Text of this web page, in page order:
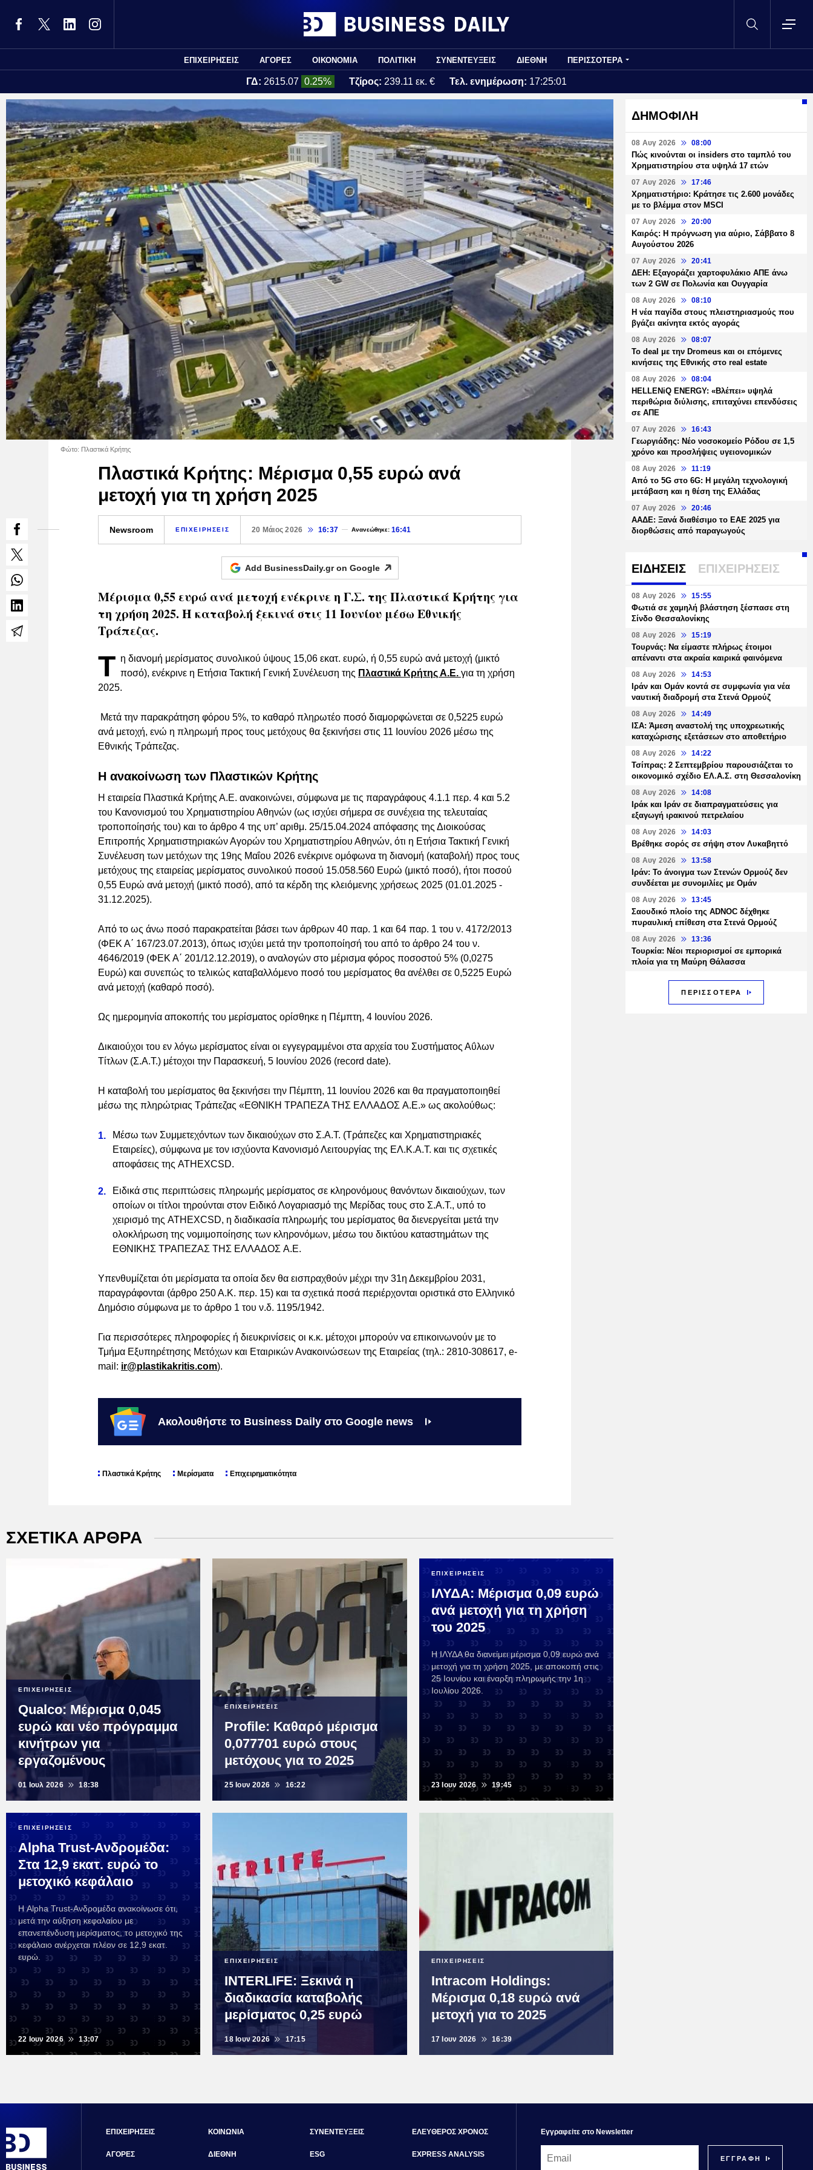
ΕΠΙΧΕΙΡΗΣΕΙΣ ΑΓΟΡΕΣ ΟΙΚΟΝΟΜΙΑ ΠΟΛΙΤΙΚΗ ΣΥΝΕΝΤΕΥΞΕΙΣ ΔΙΕΘΝΗ ΠΕΡΙΣΣΟΤΕΡΑ
ΓΔ: 2615.07 0.25% Τζίρος: 239.11 εκ. € Τελ. ενημέρωση: 17:25:01
Φώτο: Πλαστικά Κρήτης
Πλαστικά Κρήτης: Μέρισμα 0,55 ευρώ ανά
μετοχή για τη χρήση 2025
Newsroom ΕΠΙΧΕΙΡΗΣΕΙΣ 20 Μάιος 2026 16:37 Ανανεώθηκε: 16:41
Add BusinessDaily.gr on Google
Μέρισμα 0,55 ευρώ ανά μετοχή ενέκρινε η Γ.Σ. της Πλαστικά Κρήτης για
τη χρήση 2025. Η καταβολή ξεκινά στις 11 Ιουνίου μέσω Εθνικής
Τράπεζας.
Τ η διανομή μερίσματος συνολικού ύψους 15,06 εκατ. ευρώ, ή 0,55 ευρώ ανά μετοχή (μικτό
ποσό), ενέκρινε η Ετήσια Τακτική Γενική Συνέλευση της Πλαστικά Κρήτης Α.Ε. για τη χρήση
2025.
Μετά την παρακράτηση φόρου 5%, το καθαρό πληρωτέο ποσό διαμορφώνεται σε 0,5225 ευρώ
ανά μετοχή, ενώ η πληρωμή προς τους μετόχους θα ξεκινήσει στις 11 Ιουνίου 2026 μέσω της
Εθνικής Τράπεζας.
Η ανακοίνωση των Πλαστικών Κρήτης
Η εταιρεία Πλαστικά Κρήτης Α.Ε. ανακοινώνει, σύμφωνα με τις παραγράφους 4.1.1 περ. 4 και 5.2
του Κανονισμού του Χρηματιστηρίου Αθηνών (ως ισχύει σήμερα σε συνέχεια της τελευταίας
τροποποίησής του) και το άρθρο 4 της υπ’ αριθμ. 25/15.04.2024 απόφασης της Διοικούσας
Επιτροπής Χρηματιστηριακών Αγορών του Χρηματιστηρίου Αθηνών, ότι η Ετήσια Τακτική Γενική
Συνέλευση των μετόχων της 19ης Μαΐου 2026 ενέκρινε ομόφωνα τη διανομή (καταβολή) προς τους
μετόχους της εταιρείας μερίσματος συνολικού ποσού 15.058.560 Ευρώ (μικτό ποσό), ήτοι ποσού
0,55 Ευρώ ανά μετοχή (μικτό ποσό), από τα κέρδη της κλειόμενης χρήσεως 2025 (01.01.2025 -
31.12.2025).
Από το ως άνω ποσό παρακρατείται βάσει των άρθρων 40 παρ. 1 και 64 παρ. 1 του ν. 4172/2013
(ΦΕΚ Α΄ 167/23.07.2013), όπως ισχύει μετά την τροποποίησή του από το άρθρο 24 του ν.
4646/2019 (ΦΕΚ Α΄ 201/12.12.2019), ο αναλογών στο μέρισμα φόρος ποσοστού 5% (0,0275
Ευρώ) και συνεπώς το τελικώς καταβαλλόμενο ποσό του μερίσματος θα ανέλθει σε 0,5225 Ευρώ
ανά μετοχή (καθαρό ποσό).
Ως ημερομηνία αποκοπής του μερίσματος ορίσθηκε η Πέμπτη, 4 Ιουνίου 2026.
Δικαιούχοι του εν λόγω μερίσματος είναι οι εγγεγραμμένοι στα αρχεία του Συστήματος Αΰλων
Τίτλων (Σ.Α.Τ.) μέτοχοι την Παρασκευή, 5 Ιουνίου 2026 (record date).
Η καταβολή του μερίσματος θα ξεκινήσει την Πέμπτη, 11 Ιουνίου 2026 και θα πραγματοποιηθεί
μέσω της πληρώτριας Τράπεζας «ΕΘΝΙΚΗ ΤΡΑΠΕΖΑ ΤΗΣ ΕΛΛΑΔΟΣ A.E.» ως ακολούθως:
Μέσω των Συμμετεχόντων των δικαιούχων στο Σ.Α.Τ. (Τράπεζες και Χρηματιστηριακές
Εταιρείες), σύμφωνα με τον ισχύοντα Κανονισμό Λειτουργίας της ΕΛ.Κ.Α.Τ. και τις σχετικές
αποφάσεις της ATHEXCSD.
Ειδικά στις περιπτώσεις πληρωμής μερίσματος σε κληρονόμους θανόντων δικαιούχων, των
οποίων οι τίτλοι τηρούνται στον Ειδικό Λογαριασμό της Μερίδας τους στο Σ.Α.T., υπό το
χειρισμό της ATHEXCSD, η διαδικασία πληρωμής του μερίσματος θα διενεργείται μετά την
ολοκλήρωση της νομιμοποίησης των κληρονόμων, μέσω του δικτύου καταστημάτων της
ΕΘΝΙΚΗΣ ΤΡΑΠΕΖΑΣ ΤΗΣ ΕΛΛΑΔΟΣ A.E.
Υπενθυμίζεται ότι μερίσματα τα οποία δεν θα εισπραχθούν μέχρι την 31η Δεκεμβρίου 2031,
παραγράφονται (άρθρο 250 Α.Κ. περ. 15) και τα σχετικά ποσά περιέρχονται οριστικά στο Ελληνικό
Δημόσιο σύμφωνα με το άρθρο 1 του ν.δ. 1195/1942.
Για περισσότερες πληροφορίες ή διευκρινίσεις οι κ.κ. μέτοχοι μπορούν να επικοινωνούν με το
Τμήμα Εξυπηρέτησης Μετόχων και Εταιρικών Ανακοινώσεων της Εταιρείας (τηλ.: 2810-308617, e-
mail: ir@plastikakritis.com).
Ακολουθήστε το Business Daily στο Google news
Πλαστικά Κρήτης Μερίσματα Επιχειρηματικότητα
ΣΧΕΤΙΚΑ ΑΡΘΡΑ
ΕΠΙΧΕΙΡΗΣΕΙΣ
Qualco: Μέρισμα 0,045
ευρώ και νέο πρόγραμμα
κινήτρων για
εργαζομένους
01 Ιουλ 2026 18:38
ΕΠΙΧΕΙΡΗΣΕΙΣ
Profile: Καθαρό μέρισμα
0,077701 ευρώ στους
μετόχους για το 2025
25 Ιουν 2026 16:22
ΕΠΙΧΕΙΡΗΣΕΙΣ
ΙΛΥΔΑ: Μέρισμα 0,09 ευρώ
ανά μετοχή για τη χρήση
του 2025
Η ΙΛΥΔΑ θα διανείμει μέρισμα 0,09 ευρώ ανά
μετοχή για τη χρήση 2025, με αποκοπή στις
25 Ιουνίου και έναρξη πληρωμής την 1η
Ιουλίου 2026.
23 Ιουν 2026 19:45
ΕΠΙΧΕΙΡΗΣΕΙΣ
Alpha Trust-Ανδρομέδα:
Στα 12,9 εκατ. ευρώ το
μετοχικό κεφάλαιο
Η Alpha Trust-Ανδρομέδα ανακοίνωσε ότι,
μετά την αύξηση κεφαλαίου με
επανεπένδυση μερίσματος, το μετοχικό της
κεφάλαιο ανέρχεται πλέον σε 12,9 εκατ.
ευρώ.
22 Ιουν 2026 13:07
ΕΠΙΧΕΙΡΗΣΕΙΣ
INTERLIFE: Ξεκινά η
διαδικασία καταβολής
μερίσματος 0,25 ευρώ
18 Ιουν 2026 17:15
ΕΠΙΧΕΙΡΗΣΕΙΣ
Intracom Holdings:
Μέρισμα 0,18 ευρώ ανά
μετοχή για το 2025
17 Ιουν 2026 16:39
ΔΗΜΟΦΙΛΗ
08 Αυγ 2026 08:00
Πώς κινούνται οι insiders στο ταμπλό του
Χρηματιστηρίου στα υψηλά 17 ετών
07 Αυγ 2026 17:46
Χρηματιστήριο: Κράτησε τις 2.600 μονάδες
με το βλέμμα στον MSCI
07 Αυγ 2026 20:00
Καιρός: Η πρόγνωση για αύριο, Σάββατο 8
Αυγούστου 2026
07 Αυγ 2026 20:41
ΔΕΗ: Εξαγοράζει χαρτοφυλάκιο ΑΠΕ άνω
των 2 GW σε Πολωνία και Ουγγαρία
08 Αυγ 2026 08:10
Η νέα παγίδα στους πλειστηριασμούς που
βγάζει ακίνητα εκτός αγοράς
08 Αυγ 2026 08:07
Το deal με την Dromeus και οι επόμενες
κινήσεις της Εθνικής στο real estate
08 Αυγ 2026 08:04
HELLENiQ ENERGY: «Βλέπει» υψηλά
περιθώρια διύλισης, επιταχύνει επενδύσεις
σε ΑΠΕ
07 Αυγ 2026 16:43
Γεωργιάδης: Νέο νοσοκομείο Ρόδου σε 1,5
χρόνο και προσλήψεις υγειονομικών
08 Αυγ 2026 11:19
Από το 5G στο 6G: Η μεγάλη τεχνολογική
μετάβαση και η θέση της Ελλάδας
07 Αυγ 2026 20:46
ΑΑΔΕ: Ξανά διαθέσιμο το ΕΑΕ 2025 για
διορθώσεις από παραγωγούς
ΕΙΔΗΣΕΙΣ ΕΠΙΧΕΙΡΗΣΕΙΣ
08 Αυγ 2026 15:55
Φωτιά σε χαμηλή βλάστηση ξέσπασε στη
Σίνδο Θεσσαλονίκης
08 Αυγ 2026 15:19
Τουρνάς: Να είμαστε πλήρως έτοιμοι
απέναντι στα ακραία καιρικά φαινόμενα
08 Αυγ 2026 14:53
Ιράν και Ομάν κοντά σε συμφωνία για νέα
ναυτική διαδρομή στα Στενά Ορμούζ
08 Αυγ 2026 14:49
ΙΣΑ: Άμεση αναστολή της υποχρεωτικής
καταχώρισης εξετάσεων στο αποθετήριο
08 Αυγ 2026 14:22
Τσίπρας: 2 Σεπτεμβρίου παρουσιάζεται το
οικονομικό σχέδιο ΕΛ.Α.Σ. στη Θεσσαλονίκη
08 Αυγ 2026 14:08
Ιράκ και Ιράν σε διαπραγματεύσεις για
εξαγωγή ιρακινού πετρελαίου
08 Αυγ 2026 14:03
Βρέθηκε σορός σε σήψη στον Λυκαβηττό
08 Αυγ 2026 13:58
Ιράν: Το άνοιγμα των Στενών Ορμούζ δεν
συνδέεται με συνομιλίες με Ομάν
08 Αυγ 2026 13:45
Σαουδικό πλοίο της ADNOC δέχθηκε
πυραυλική επίθεση στα Στενά Ορμούζ
08 Αυγ 2026 13:36
Τουρκία: Νέοι περιορισμοί σε εμπορικά
πλοία για τη Μαύρη Θάλασσα
ΠΕΡΙΣΣΟΤΕΡΑ
ΕΠΙΧΕΙΡΗΣΕΙΣ
ΑΓΟΡΕΣ
ΚΟΙΝΩΝΙΑ
ΔΙΕΘΝΗ
ΣΥΝΕΝΤΕΥΞΕΙΣ
ESG
ΕΛΕΥΘΕΡΟΣ ΧΡΟΝΟΣ
EXPRESS ANALYSIS
Εγγραφεiτε στο Newsletter